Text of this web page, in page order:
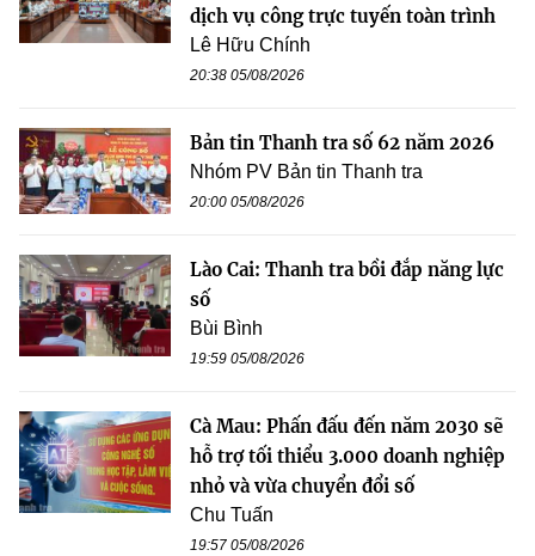
dịch vụ công trực tuyến toàn trình
Lê Hữu Chính
20:38 05/08/2026
Bản tin Thanh tra số 62 năm 2026
Nhóm PV Bản tin Thanh tra
20:00 05/08/2026
Lào Cai: Thanh tra bồi đắp năng lực
số
Bùi Bình
19:59 05/08/2026
Cà Mau: Phấn đấu đến năm 2030 sẽ
hỗ trợ tối thiểu 3.000 doanh nghiệp
nhỏ và vừa chuyển đổi số
Chu Tuấn
19:57 05/08/2026